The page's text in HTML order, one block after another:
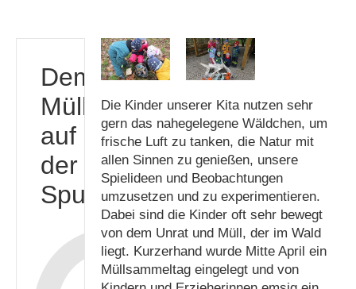
Dem
Müll
auf
der
Spur
Die Kinder unserer Kita nutzen sehr
gern das nahegelegene Wäldchen, um
frische Luft zu tanken, die Natur mit
allen Sinnen zu genießen, unsere
Spielideen und Beobachtungen
umzusetzen und zu experimentieren.
Dabei sind die Kinder oft sehr bewegt
von dem Unrat und Müll, der im Wald
liegt. Kurzerhand wurde Mitte April ein
Müllsammeltag eingelegt und von